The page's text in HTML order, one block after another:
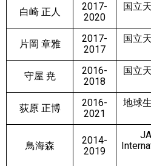
白崎 正人
2017-
2020
国立
片岡 章雅
2017-
2017
国立
守屋 尭
2016-
2018
国立
荻原 正博
2016-
2021
地球
鳥海森
2014-
2019